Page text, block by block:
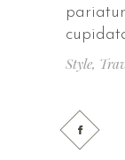
Style,